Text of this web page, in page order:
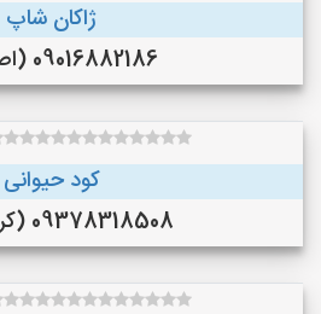
ژاکان شاپ
09016882186 (اصفهان)
کود حیوانی
09378318508 (کرمانشاه )